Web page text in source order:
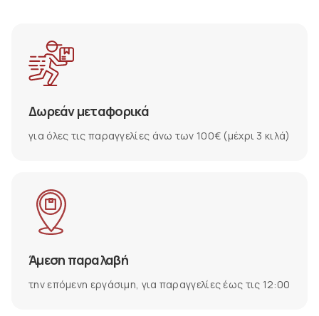
Δωρεάν μεταφορικά
για όλες τις παραγγελίες άνω των 100€ (μέχρι 3 κιλά)
Άμεση παραλαβή
την επόμενη εργάσιμη, για παραγγελίες έως τις 12:00